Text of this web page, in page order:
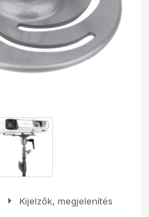
arrow_right Kijelzők, megjelenítés